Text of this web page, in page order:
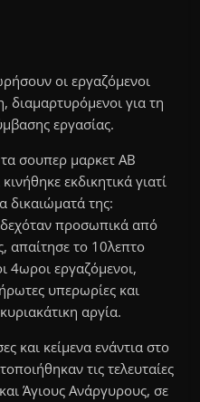
οι εργαζόμενοι
διαμαρτυρόμενοι για τη
εργασίας.
σουπερ μαρκετ ΑΒ
εκδικητικά γιατί
δικαιώματά της:
δεχόταν προσωπικά από
απαίτησε το 10λεπτο
4ωροι εργαζόμενοι,
υπερωρίες και
αργία.
και κείμενα ενάντια στο
τις τελευταίες
Άγιους Ανάργυρους, σε